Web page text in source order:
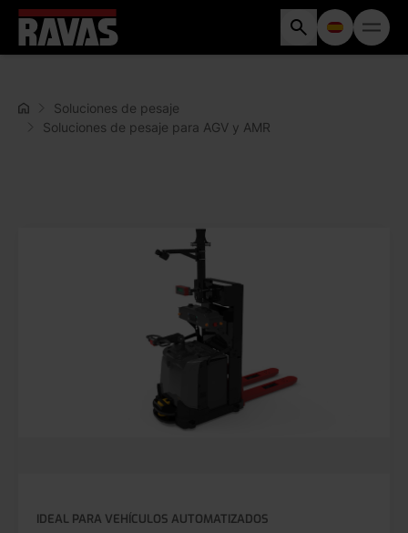
Soluciones de pesaje
Soluciones de pesaje para AGV y AMR
IDEAL PARA VEHÍCULOS AUTOMATIZADOS